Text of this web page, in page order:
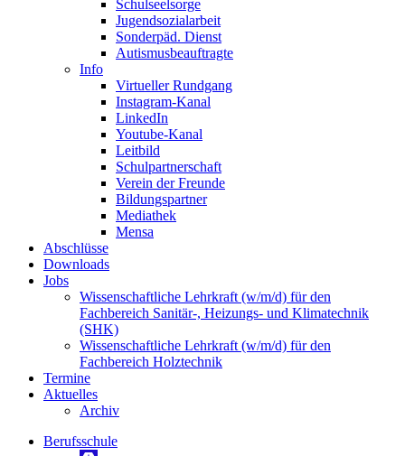
Schulseelsorge
Jugendsozialarbeit
Sonderpäd. Dienst
Autismusbeauftragte
Info
Virtueller Rundgang
Instagram-Kanal
LinkedIn
Youtube-Kanal
Leitbild
Schulpartnerschaft
Verein der Freunde
Bildungspartner
Mediathek
Mensa
Abschlüsse
Downloads
Jobs
Wissenschaftliche Lehrkraft (w/m/d) für den
Fachbereich Sanitär-, Heizungs- und Klimatechnik
(SHK)
Wissenschaftliche Lehrkraft (w/m/d) für den
Fachbereich Holztechnik
Termine
Aktuelles
Archiv
Berufsschule